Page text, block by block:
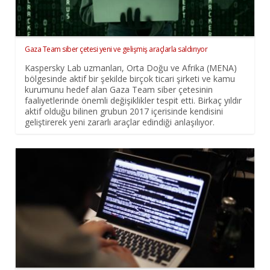
Gaza Team siber çetesi yeni ve gelişmiş araçlarla saldırıyor
Kaspersky Lab uzmanları, Orta Doğu ve Afrika (MENA)
bölgesinde aktif bir şekilde birçok ticari şirketi ve kamu
kurumunu hedef alan Gaza Team siber çetesinin
faaliyetlerinde önemli değişiklikler tespit etti. Birkaç yıldır
aktif olduğu bilinen grubun 2017 içerisinde kendisini
geliştirerek yeni zararlı araçlar edindiği anlaşılıyor.